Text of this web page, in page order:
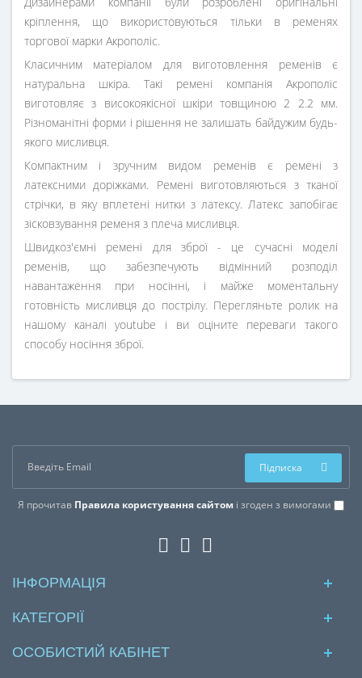
кріплення, що використовуються тільки в ременях
торгової марки Акрополіс.
Класичним матеріалом для виготовлення ременів є
натуральна шкіра. Такі ремені компанія Акрополіс
виготовляє з високоякісної шкіри товщиною 2 2.2 мм.
Різноманітні форми і рішення не залишать байдужим будь-
якого мисливця.
Компактним і зручним видом ременів є ремені з
латексними доріжками. Ремені виготовляються з тканої
стрічки, в яку вплетені нитки з латексу. Латекс запобігає
зісковзування ременя з плеча мисливця.
Швидкоз'ємні ремені для зброї - це сучасні моделі
ременів, що забезпечують відмінний розподіл
навантаження при носінні, і майже моментальну
готовність мисливця до пострілу. Перегляньте ролик на
нашому каналі youtube і ви оціните переваги такого
способу носіння зброї.
Я прочитав Правила користування сайтом і згоден з вимогами
Підписка
ІНФОРМАЦІЯ
КАТЕГОРІЇ
ОСОБИСТИЙ КАБІНЕТ